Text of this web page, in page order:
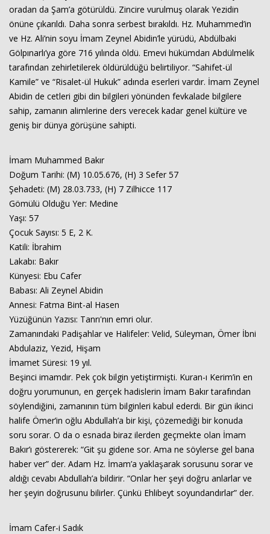
oradan da Şam’a götürüldü. Zincire vurulmuş olarak Yezidin
önüne çıkarıldı. Daha sonra serbest bırakıldı. Hz. Muhammed’in
ve Hz. Ali’nin soyu İmam Zeynel Abidin’le yürüdü, Abdülbaki
Gölpınarlı’ya göre 716 yılında öldü. Emevi hükümdarı Abdülmelik
tarafından zehirletilerek öldürüldüğü belirtiliyor. “Sahifet-ül
Kamile” ve “Risalet-ül Hukuk” adında eserleri vardır. İmam Zeynel
Abidin de cetleri gibi din bilgileri yönünden fevkalade bilgilere
sahip, zamanın alimlerine ders verecek kadar genel kültüre ve
geniş bir dünya görüşüne sahipti.
İmam Muhammed Bakır
Doğum Tarihi: (M) 10.05.676, (H) 3 Sefer 57
Şehadeti: (M) 28.03.733, (H) 7 Zilhicce 117
Gömülü Olduğu Yer: Medine
Yaşı: 57
Çocuk Sayısı: 5 E, 2 K.
Katili: İbrahim
Lakabı: Bakır
Künyesi: Ebu Cafer
Babası: Ali Zeynel Abidin
Annesi: Fatma Bint-al Hasen
Yüzüğünün Yazısı: Tanrı'nın emri olur.
Zamanındaki Padişahlar ve Halifeler: Velid, Süleyman, Ömer İbni
Abdulaziz, Yezid, Hişam
İmamet Süresi: 19 yıl.
Beşinci imamdır. Pek çok bilgin yetiştirmişti. Kuran-ı Kerim’in en
doğru yorumunun, en gerçek hadislerin İmam Bakır tarafından
söylendiğini, zamanının tüm bilginleri kabul ederdi. Bir gün ikinci
halife Ömer’in oğlu Abdullah’a bir kişi, çözemediği bir konuda
soru sorar. O da o esnada biraz ilerden geçmekte olan İmam
Bakır’ı göstererek: “Git şu gidene sor. Ama ne söylerse gel bana
haber ver” der. Adam Hz. İmam’a yaklaşarak sorusunu sorar ve
aldığı cevabı Abdullah’a bildirir. “Onlar her şeyi doğru anlarlar ve
her şeyin doğrusunu bilirler. Çünkü Ehlibeyt soyundandırlar” der.
İmam Cafer-i Sadık